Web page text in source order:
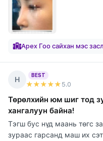
Apex Гоо сайхан мэс
Н
BEST
★★★★★ 5.0
Төрөлхийн юм шиг тод
хангалуун байна!
Тэгш бус нүд маань төгс
зураас гарсанд маш их